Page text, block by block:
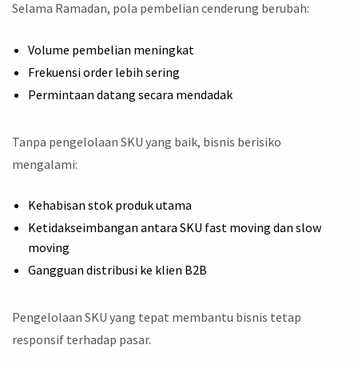
Selama Ramadan, pola pembelian cenderung berubah:
Volume pembelian meningkat
Frekuensi order lebih sering
Permintaan datang secara mendadak
Tanpa pengelolaan SKU yang baik, bisnis berisiko
mengalami:
Kehabisan stok produk utama
Ketidakseimbangan antara SKU fast moving dan slow
moving
Gangguan distribusi ke klien B2B
Pengelolaan SKU yang tepat membantu bisnis tetap
responsif terhadap pasar.